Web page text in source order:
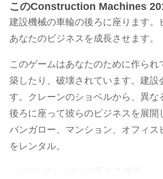
このConstruction Machines
建設機械の車輪の後ろに座ります。
あなたのビジネスを成長させます。
このゲームはあなたのために作られ
築したり、破壊されています。建設
す。クレーンのショベルから、異な
後ろに座って彼らのビジネスを展開
バンガロー、マンション、オフィス
をレンタル。